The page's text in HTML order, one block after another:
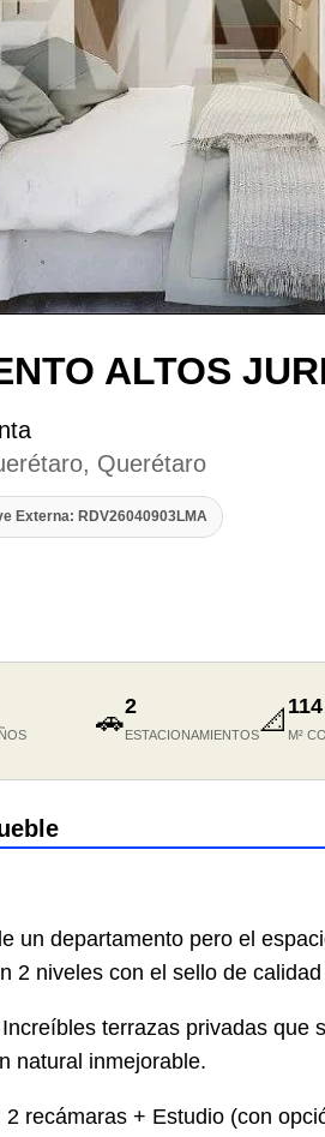
ALTOS
Querétaro
Externa: RDV26040903LMA
🚗2
ESTACIONAMIENTOS📐 114
M²
un departamento pero el
2 niveles con el sello de
terrazas privadas que
natural inmejorable.
recámaras + Estudio (con